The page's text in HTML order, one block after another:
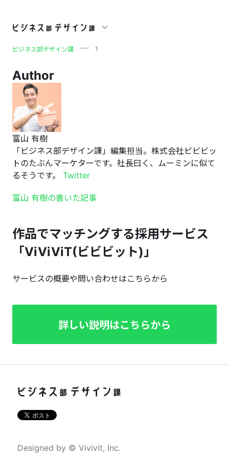
1
ビジネス部デザイン課 1
Author
富山 有樹
「ビジネス部デザイン課」編集担当。株式会社ビビビッ
トのたぶんマーケターです。社長曰く、ムーミンに似て
るそうです。 Twitter
富山 有樹の書いた記事
作品でマッチングする採用サービス
「ViViViT(ビビビット)」
サービスの概要や問い合わせはこちらから
詳しい説明はこちらから
Designed by © Vivivit, Inc.